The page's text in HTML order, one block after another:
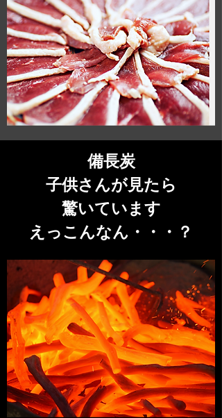
備長炭
子供さんが見たら
驚いています
​えっこんなん・・・？